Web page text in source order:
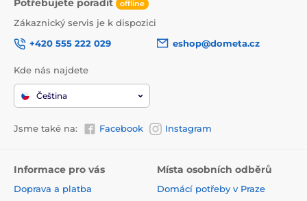
Potřebujete poradit offline
Zákaznický servis je k dispozici
+420 555 222 029
eshop@dometa.cz
Kde nás najdete
Čeština
Jsme také na: Facebook Instagram
Informace pro vás
Doprava a platba
Místa osobních odběrů
Domácí potřeby v Praze